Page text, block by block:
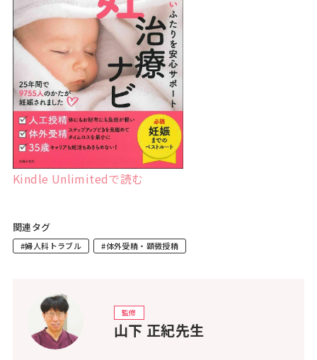
Kindle Unlimitedで読む
関連タグ
#婦人科トラブル #体外受精・顕微授精
監修
山下 正紀先生